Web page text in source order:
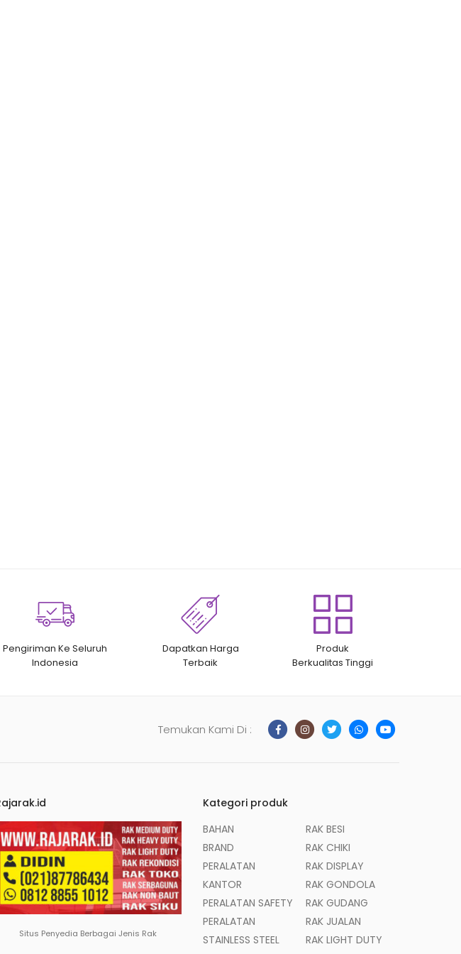
Pengiriman Ke Seluruh
Indonesia
Dapatkan Harga
Terbaik
Produk
Berkualitas Tinggi
Temukan Kami Di :
Situs Penyedia Berbagai Jenis Rak
Kategori produk
BAHAN
BRAND
PERALATAN
KANTOR
PERALATAN SAFETY
PERALATAN
STAINLESS STEEL
RAK BESI
RAK CHIKI
RAK DISPLAY
RAK GONDOLA
RAK GUDANG
RAK JUALAN
RAK LIGHT DUTY